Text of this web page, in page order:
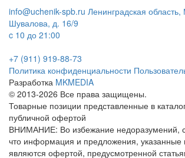
info@uchenik-spb.ru Ленинградская
Шувалова, д. 16/9
c 10 до 21:00
+7 (911) 919-88-73
Политика конфиденциальности
Разработка MKMEDIA
© 2013-2026 Все права защищены.
Товарные позиции представленные в
публичной офертой
ВНИМАНИЕ: Во избежание недоразумений,
что информация и предложения, указанные
являются офертой, предусмотренной